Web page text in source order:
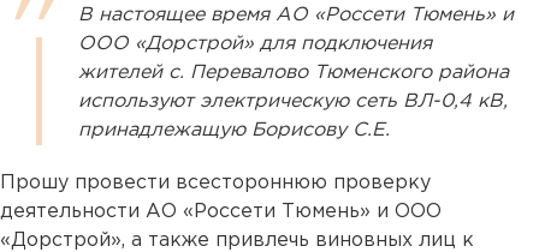
В настоящее время АО «Россети Тюмень» и
ООО «Дорстрой» для подключения
жителей с. Перевалово Тюменского района
используют электрическую сеть ВЛ-0,4 кВ,
принадлежащую Борисову С.Е.
Прошу провести всестороннюю проверку
деятельности АО «Россети Тюмень» и ООО
«Дорстрой», а также привлечь виновных лиц к